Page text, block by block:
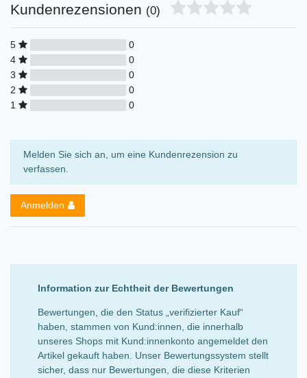
Kundenrezensionen (0)
5
0
4
0
3
0
2
0
1
0
Melden Sie sich an, um eine Kundenrezension zu
verfassen.
Anmelden
Information zur Echtheit der Bewertungen
Bewertungen, die den Status „verifizierter Kauf“
haben, stammen von Kund:innen, die innerhalb
unseres Shops mit Kund:innenkonto angemeldet den
Artikel gekauft haben. Unser Bewertungssystem stellt
sicher, dass nur Bewertungen, die diese Kriterien